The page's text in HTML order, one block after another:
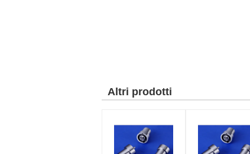
Altri prodotti